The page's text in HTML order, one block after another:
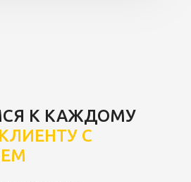
К КАЖДОМУ
КЛИЕНТУ С